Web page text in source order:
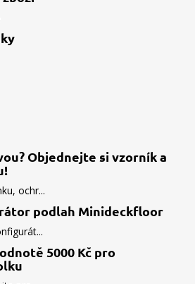
Objednejte si vzorník a
ochr...
podlah Minideckfloor
5000 Kč pro